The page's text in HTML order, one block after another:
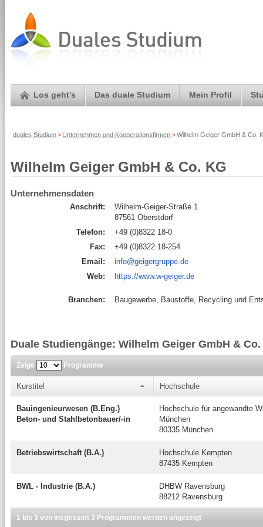
Los geht's Das duale Studium Mein Profil
duales Studium> Unternehmen und Kooperationsfirmen >Wilhelm Geiger GmbH & Co.
Wilhelm Geiger GmbH & Co. KG
Unternehmensdaten
Anschrift:
Wilhelm-Geiger-Straße 1
87561 Oberstdorf
Telefon:
+49 (0)8322 18-0
Fax:
+49 (0)8322 18-254
Email:
info@geigergruppe.de
Web:
https://www.w-geiger.de
Branchen: Baugewerbe, Baustoffe, Recycling und
Duale Studiengänge: Wilhelm Geiger GmbH & Co.
Zeige Programme
Kurstitel Hochschule
Bauingenieurwesen (B.Eng.)
Beton- und Stahlbetonbauer/-in
Hochschule für angewandte
München
80335 München
Betriebswirtschaft (B.A.)
Hochschule Kempten
87435 Kempten
BWL - Industrie (B.A.)
DHBW Ravensburg
88212 Ravensburg
1 bis 3 von insgesamt 3 Programmen werden angezeigt